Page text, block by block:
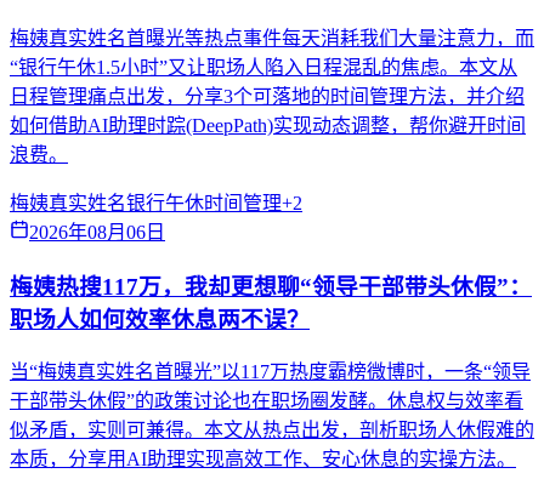
梅姨真实姓名首曝光等热点事件每天消耗我们大量注意力，而
“银行午休1.5小时”又让职场人陷入日程混乱的焦虑。本文从
日程管理痛点出发，分享3个可落地的时间管理方法，并介绍
如何借助AI助理时踪(DeepPath)实现动态调整，帮你避开时间
浪费。
梅姨真实姓名银行午休时间管理+2
2026年08月06日
梅姨热搜117万，我却更想聊“领导干部带头休假”：
职场人如何效率休息两不误？
当“梅姨真实姓名首曝光”以117万热度霸榜微博时，一条“领导
干部带头休假”的政策讨论也在职场圈发酵。休息权与效率看
似矛盾，实则可兼得。本文从热点出发，剖析职场人休假难的
本质，分享用AI助理实现高效工作、安心休息的实操方法。